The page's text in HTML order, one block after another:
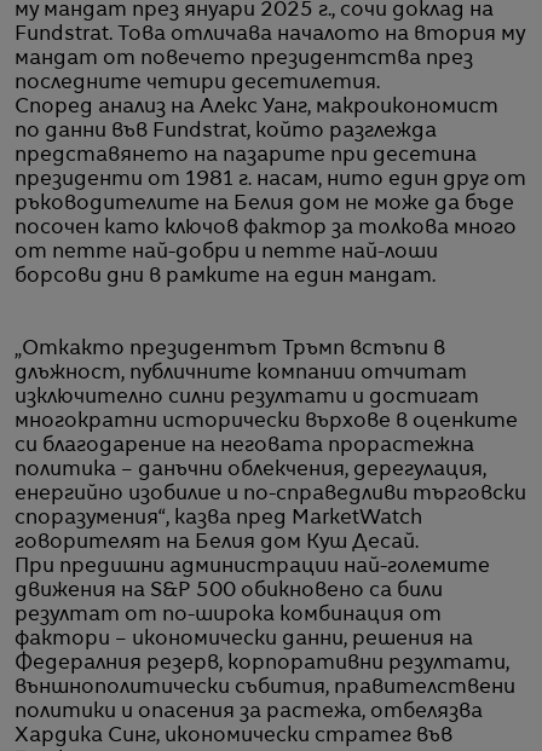
му мандат през януари 2025 г., сочи доклад на
Fundstrat. Това отличава началото на втория му
мандат от повечето президентства през
последните четири десетилетия.
Според анализ на Алекс Уанг, макроикономист
по данни във Fundstrat, който разглежда
представянето на пазарите при десетина
президенти от 1981 г. насам, нито един друг от
ръководителите на Белия дом не може да бъде
посочен като ключов фактор за толкова много
от петте най-добри и петте най-лоши
борсови дни в рамките на един мандат.
„Откакто президентът Тръмп встъпи в
длъжност, публичните компании отчитат
изключително силни резултати и достигат
многократни исторически върхове в оценките
си благодарение на неговата прорастежна
политика – данъчни облекчения, дерегулация,
енергийно изобилие и по-справедливи търговски
споразумения“, казва пред MarketWatch
говорителят на Белия дом Куш Десай.
При предишни администрации най-големите
движения на S&P 500 обикновено са били
резултат от по-широка комбинация от
фактори – икономически данни, решения на
Федералния резерв, корпоративни резултати,
външнополитически събития, правителствени
политики и опасения за растежа, отбелязва
Хардика Синг, икономически стратег във